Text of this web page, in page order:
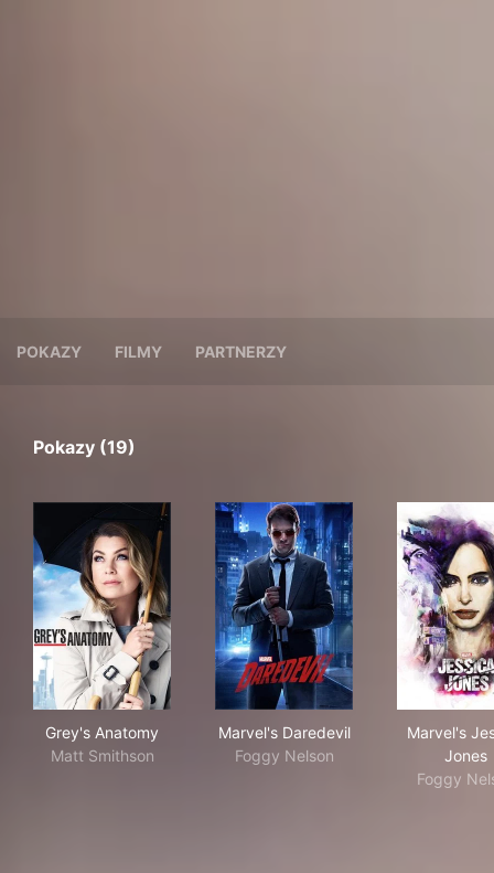
POKAZY FILMY PARTNERZY
Pokazy (19)
Grey's Anatomy
Matt Smithson
Marvel's Daredevil
Foggy Nelson
Marvel's
Jones
Foggy